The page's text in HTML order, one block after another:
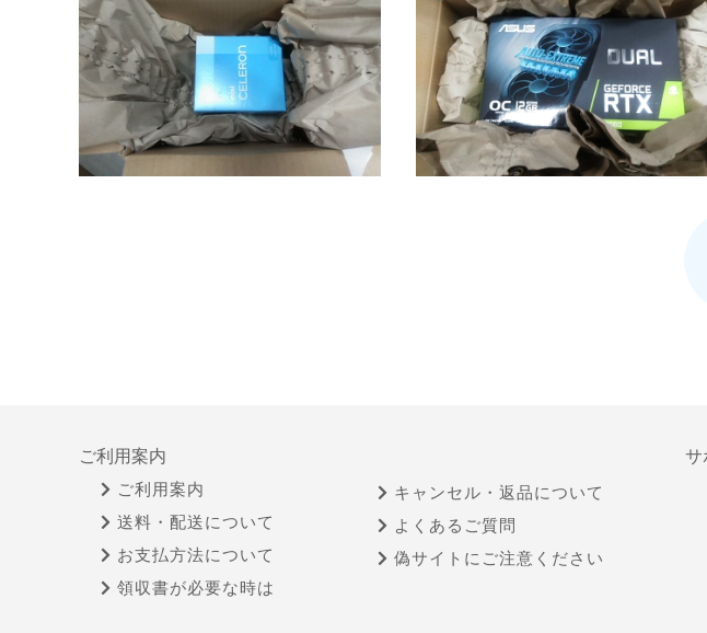
ご利用案内
ご利用案内
送料・配送について
お支払方法について
領収書が必要な時は
キャンセル・返品について
よくあるご質問
偽サイトにご注意ください
サ